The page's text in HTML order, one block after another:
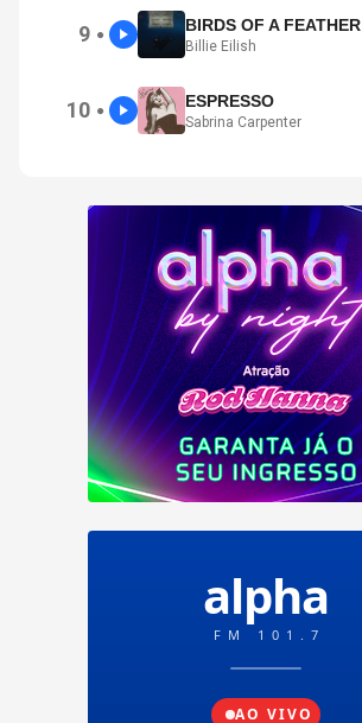
9 ● BIRDS OF A FEATHER
Billie Eilish
10 ● ESPRESSO
Sabrina Carpenter